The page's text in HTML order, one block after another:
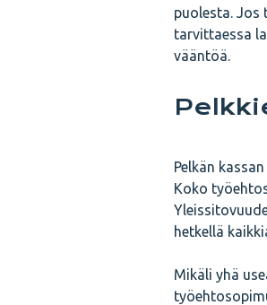
puolesta. Jos
tarvittaessa
vääntöä.
Pelkän
Koko
hetkellä
Mikäli yhä